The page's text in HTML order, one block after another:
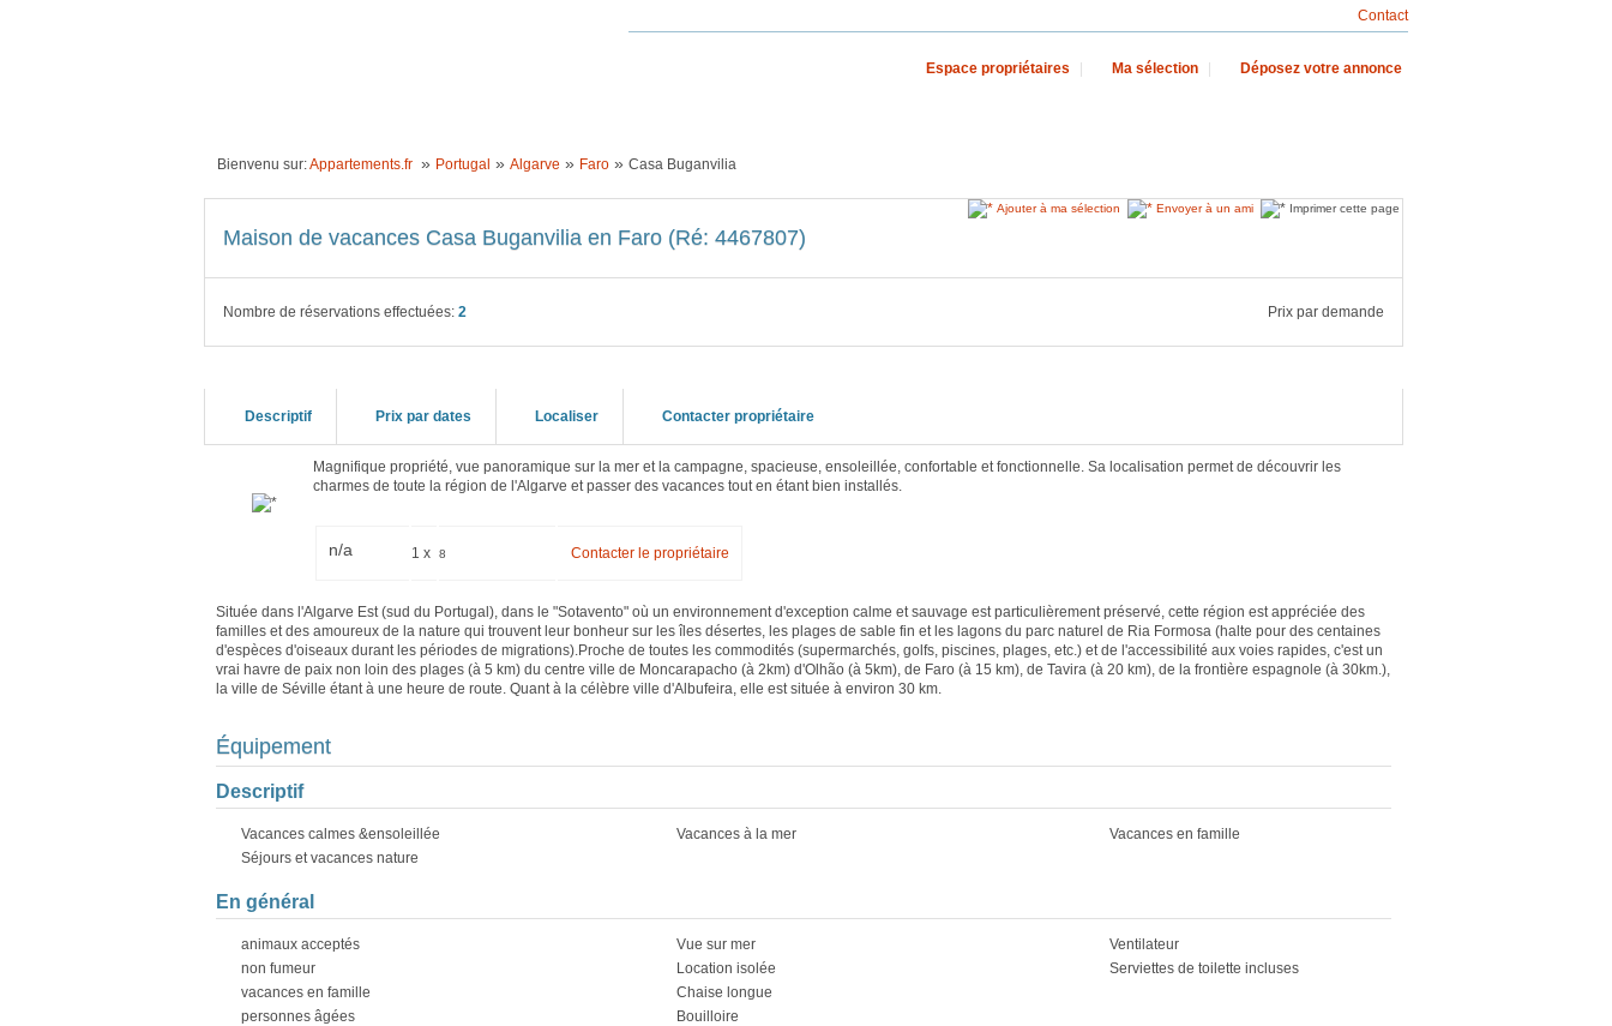
Contact
Espace propriétaires Ma sélection Déposez votre annonce
Bienvenu sur:Appartements.fr » Portugal » Algarve » Faro » Casa Buganvilia
Ajouter à ma sélection Envoyer à un ami Imprimer cette page
Maison de vacances Casa Buganvilia en Faro (Ré: 4467807)
Nombre de réservations effectuées: 2 Prix par demande
Descriptif Prix par dates Localiser Contacter propriétaire
Magnifique propriété, vue panoramique sur la mer et la campagne, spacieuse, ensoleillée, confortable et fonctionnelle. Sa localisation permet de découvrir les
charmes de toute la région de l'Algarve et passer des vacances tout en étant bien installés.
n/a 1 x 8 Contacter le propriétaire
Située dans l'Algarve Est (sud du Portugal), dans le "Sotavento" où un environnement d'exception calme et sauvage est particulièrement préservé, cette région est appréciée des
familles et des amoureux de la nature qui trouvent leur bonheur sur les îles désertes, les plages de sable fin et les lagons du parc naturel de Ria Formosa (halte pour des centaines
d'espèces d'oiseaux durant les périodes de migrations).Proche de toutes les commodités (supermarchés, golfs, piscines, plages, etc.) et de l'accessibilité aux voies rapides, c'est un
vrai havre de paix non loin des plages (à 5 km) du centre ville de Moncarapacho (à 2km) d'Olhão (à 5km), de Faro (à 15 km), de Tavira (à 20 km), de la frontière espagnole (à 30km.),
la ville de Séville étant à une heure de route. Quant à la célèbre ville d'Albufeira, elle est située à environ 30 km.
Équipement
Descriptif
Vacances calmes &ensoleillée
Séjours et vacances nature
Vacances à la mer Vacances en famille
En général
animaux acceptés
non fumeur
vacances en famille
personnes âgées
Vue sur mer
Location isolée
Chaise longue
Bouilloire
Ventilateur
Serviettes de toilette incluses